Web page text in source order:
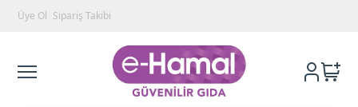
Üye Ol Sipariş Takibi